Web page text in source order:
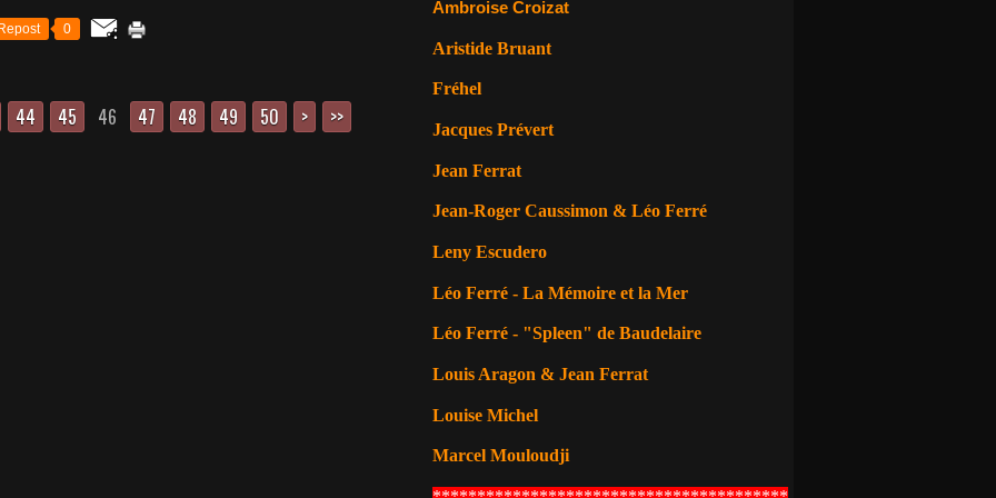
Repost 0
44 45 46 47 48 49 50 60
70
80
90
100
200
> >>
Ambroise Croizat
Aristide Bruant
Fréhel
Jacques Prévert
Jean Ferrat
Jean-Roger Caussimon & Léo Ferré
Leny Escudero
Léo Ferré - La Mémoire et la Mer
Léo Ferré - "Spleen" de Baudelaire
Louis Aragon & Jean Ferrat
Louise Michel
Marcel Mouloudji